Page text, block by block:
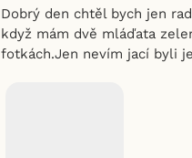
Dobrý den chtěl bych jen
když mám dvě mláďata
fotkách.Jen nevím jací byli